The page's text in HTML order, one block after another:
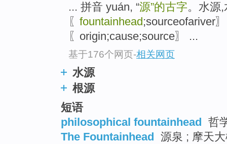
... 拼音 yuán, “源”的古字。水源
〖 fountainhead ;sourceofariver
〖origin;cause;source〗 ...
基于176个网页-相关网页
水源
根源
短语
philosophical fountainhead
哲
The Fountainhead
源泉 ; 摩天